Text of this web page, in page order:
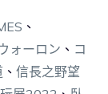
、
ォーロン 、 コ
、 信長之野望